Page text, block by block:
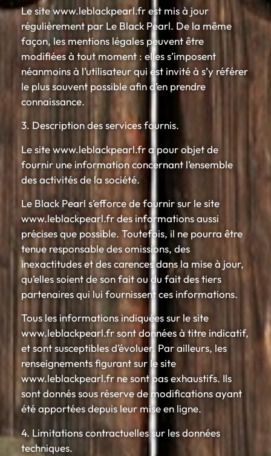
Le site www.leblackpearl.fr est mis à jour
régulièrement par Le Black Pearl. De la même
façon, les mentions légales peuvent être
modifiées à tout moment : elles s’imposent
néanmoins à l’utilisateur qui est invité à s’y référer
le plus souvent possible afin d’en prendre
connaissance.
3. Description des services fournis.
Le site www.leblackpearl.fr a pour objet de
fournir une information concernant l’ensemble
des activités de la société.
Le Black Pearl s’efforce de fournir sur le site
www.leblackpearl.fr des informations aussi
précises que possible. Toutefois, il ne pourra être
tenue responsable des omissions, des
inexactitudes et des carences dans la mise à jour,
qu’elles soient de son fait ou du fait des tiers
partenaires qui lui fournissent ces informations.
Tous les informations indiquées sur le site
www.leblackpearl.fr sont données à titre indicatif,
et sont susceptibles d’évoluer. Par ailleurs, les
renseignements figurant sur le site
www.leblackpearl.fr ne sont pas exhaustifs. Ils
sont donnés sous réserve de modifications ayant
été apportées depuis leur mise en ligne.
4. Limitations contractuelles sur les données
techniques.